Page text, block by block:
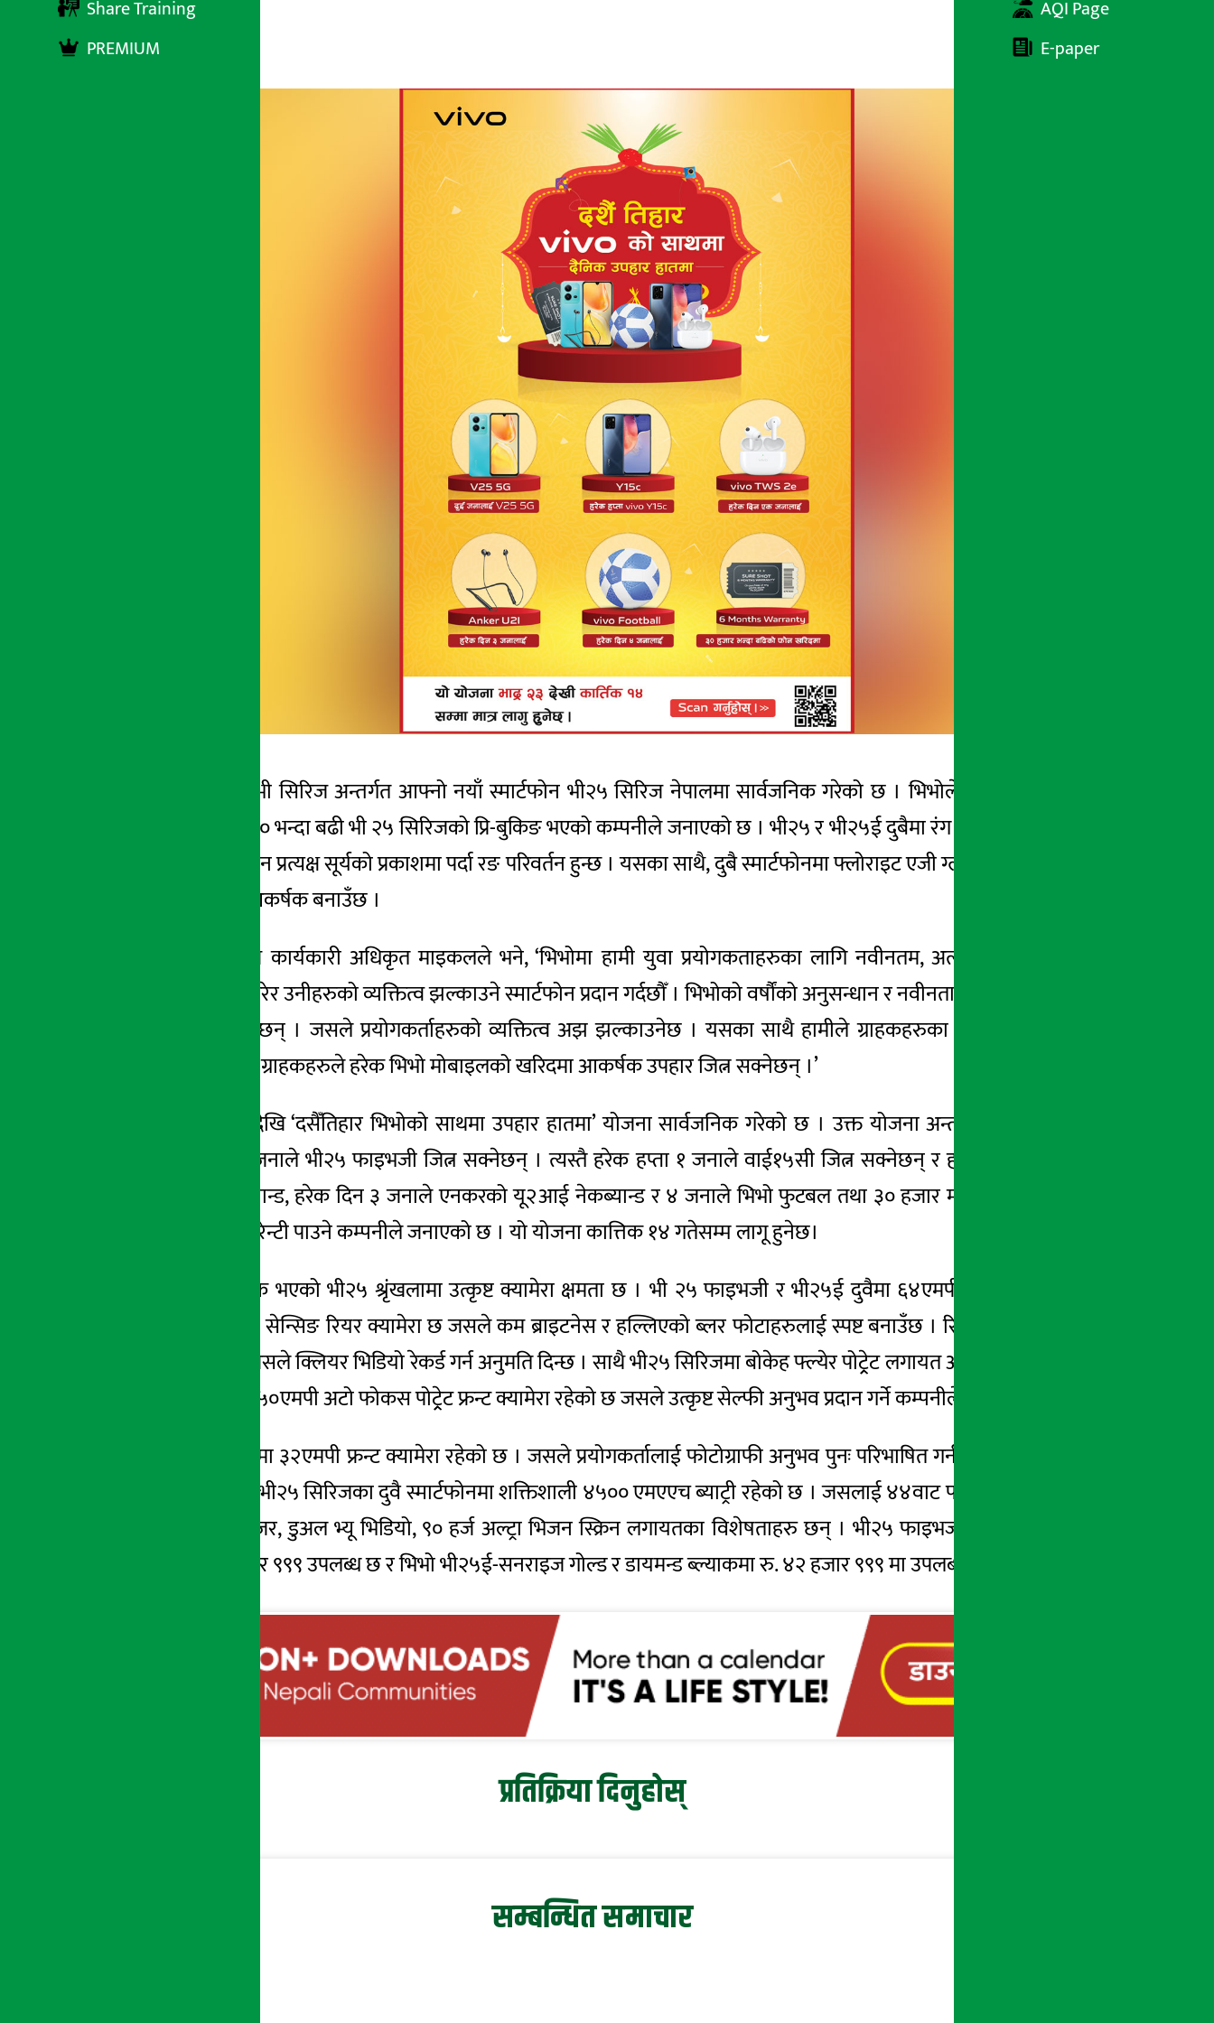
Share Training
PREMIUM
AQI Page
E-paper
अर्थ सरोकार २४ भाद्र २०७९, शुक्रबार ११:३६
काठमाडौं । भिभोले भी सिरिज अन्तर्गत आफ्नो नयाँ स्मार्टफोन भी२५ सिरिज नेपालमा सार्वजनिक गरेको छ । भिभोले प्रि-बुकिङका लागि उपलब्ध
गराएको ४ दिनमा ६०० भन्दा बढी भी २५ सिरिजको प्रि-बुकिङ भएको कम्पनीले जनाएको छ । भी२५ र भी२५ई दुबैमा रंग परिर्वतन हुने ग्लास प्रविधि छ
। जसले गर्दा स्मार्टफोन प्रत्यक्ष सूर्यको प्रकाशमा पर्दा रङ परिवर्तन हुन्छ । यसका साथै, दुबै स्मार्टफोनमा फ्लोराइट एजी ग्लास प्रयोग गरिएको छ जसले
फोनलाई अझ बढी आकर्षक बनाउँछ ।
भिभो नेपालका प्रमुख कार्यकारी अधिकृत माइकलले भने, ‘भिभोमा हामी युवा प्रयोगकताहरुका लागि नवीनतम, अत्याधुनिक प्रविधि र आकर्षक
डिजाइन समायोजन गरेर उनीहरुको व्यक्तित्व झल्काउने स्मार्टफोन प्रदान गर्दछौँ । भिभोको वर्षौंको अनुसन्धान र नवीनताको संयोजक भी२५ सिरिजमा
यी सबै विशेषताहरु छन् । जसले प्रयोगकर्ताहरुको व्यक्तित्व अझ झल्काउनेछ । यसका साथै हामीले ग्राहकहरुका लागि दसैँतिहार योजना पनि
ल्याएका छौँ । जसमा ग्राहकहरुले हरेक भिभो मोबाइलको खरिदमा आकर्षक उपहार जित्न सक्नेछन् ।’
भिभोले भदौ २३ गतेदेखि ‘दसैँतिहार भिभोको साथमा उपहार हातमा’ योजना सार्वजनिक गरेको छ । उक्त योजना अन्तर्गत ग्राहकहरुले हरेक भिभो
फोनको खरिदमा, २ जनाले भी२५ फाइभजी जित्न सक्नेछन् । त्यस्तै हरेक हप्ता १ जनाले वाई१५सी जित्न सक्नेछन् र हरेक दिन एकजनाले भिभोको
टीडब्लूएस २ई नेकब्यान्ड, हरेक दिन ३ जनाले एनकरको यू२आई नेकब्यान्ड र ४ जनाले भिभो फुटबल तथा ३० हजार माथिको फोन खरिदमा सियोर
सटमा ६ महिनाको वारेन्टी पाउने कम्पनीले जनाएको छ । यो योजना कात्तिक १४ गतेसम्म लागू हुनेछ।
त्यस्तै हालै सार्वजनिक भएको भी२५ श्रृंखलामा उत्कृष्ट क्यामेरा क्षमता छ । भी २५ फाइभजी र भी२५ई दुवैमा ६४एमपी ओआईएस (अप्टिकल इमेज
स्टेबलाइजेसन) अल्ट्रा सेन्सिङ रियर क्यामेरा छ जसले कम ब्राइटनेस र हल्लिएको ब्लर फोटाहरुलाई स्पष्ट बनाउँछ । रियर क्यामेरामा हाइब्रिड इमेज
स्टेबिलाइजेशन छ। जसले क्लियर भिडियो रेकर्ड गर्न अनुमति दिन्छ । साथै भी२५ सिरिजमा बोकेह फ्ल्येर पोट्र्रेट लगायत अन्य क्यामेरा विशेषताहरु छन्
। भी२५ फाइभजीमा ५०एमपी अटो फोकस पोट्र्रेट फ्रन्ट क्यामेरा रहेको छ जसले उत्कृष्ट सेल्फी अनुभव प्रदान गर्ने कम्पनीले दाबी गरेको छ ।
यसका साथै भी२५ई मा ३२एमपी फ्रन्ट क्यामेरा रहेको छ । जसले प्रयोगकर्तालाई फोटोग्राफी अनुभव पुनः परिभाषित गर्न उत्कृष्ट–इन–क्लास इमेजिङ
प्रविधि प्रदान गर्दछ । भी२५ सिरिजका दुवै स्मार्टफोनमा शक्तिशाली ४५०० एमएएच ब्याट्री रहेको छ । जसलाई ४४वाट फ्ल्यासचार्जले समर्थन गर्दछ ।
यसमा डबल एक्सपोजर, डुअल भ्यू भिडियो, ९० हर्ज अल्ट्रा भिजन स्क्रिन लगायतका विशेषताहरु छन् । भी२५ फाइभजी-अक्वामेरिन ब्लू र डायमन्ड
ब्ल्याकमा रु. ५२ हजार ९९९ उपलब्ध छ र भिभो भी२५ई-सनराइज गोल्ड र डायमन्ड ब्ल्याकमा रु. ४२ हजार ९९९ मा उपलब्ध रहेको छ।
प्रतिक्रिया दिनुहोस्
सम्बन्धित समाचार